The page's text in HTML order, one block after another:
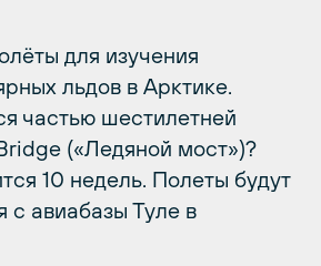
для изучения
льдов в Арктике.
частью шестилетней
(«Ледяной мост»)?
10 недель. Полеты будут
с авиабазы Туле в